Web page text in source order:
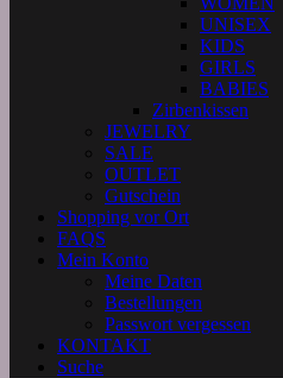
UNISEX
KIDS
GIRLS
BABIES
Zirbenkissen
JEWELRY
SALE
OUTLET
Gutschein
Shopping vor Ort
FAQS
Mein Konto
Meine Daten
Bestellungen
Passwort vergessen
KONTAKT
Suche